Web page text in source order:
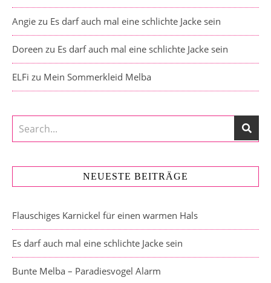
Angie zu Es darf auch mal eine schlichte Jacke sein
Doreen zu Es darf auch mal eine schlichte Jacke sein
ELFi zu Mein Sommerkleid Melba
NEUESTE BEITRÄGE
Flauschiges Karnickel für einen warmen Hals
Es darf auch mal eine schlichte Jacke sein
Bunte Melba – Paradiesvogel Alarm